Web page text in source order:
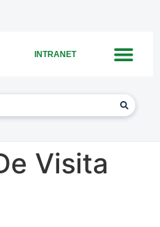
INTRANET
Visita